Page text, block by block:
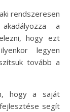
rendszeresen
a
hogy ezt
legyen
tovább a
hogy a saját
segít